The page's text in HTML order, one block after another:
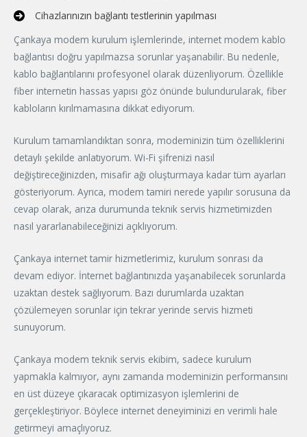
Cihazlarınızın bağlantı testlerinin yapılması
Çankaya modem kurulum işlemlerinde, internet modem kablo
bağlantısı doğru yapılmazsa sorunlar yaşanabilir. Bu nedenle,
kablo bağlantılarını profesyonel olarak düzenliyorum. Özellikle
fiber internetin hassas yapısı göz önünde bulundurularak, fiber
kabloların kırılmamasına dikkat ediyorum.
Kurulum tamamlandıktan sonra, modeminizin tüm özelliklerini
detaylı şekilde anlatıyorum. Wi-Fi şifrenizi nasıl
değiştireceğinizden, misafir ağı oluşturmaya kadar tüm ayarları
gösteriyorum. Ayrıca, modem tamiri nerede yapılır sorusuna da
cevap olarak, arıza durumunda teknik servis hizmetimizden
nasıl yararlanabileceğinizi açıklıyorum.
Çankaya internet tamir hizmetlerimiz, kurulum sonrası da
devam ediyor. İnternet bağlantınızda yaşanabilecek sorunlarda
uzaktan destek sağlıyorum. Bazı durumlarda uzaktan
çözülemeyen sorunlar için tekrar yerinde servis hizmeti
sunuyorum.
Çankaya modem teknik servis ekibim, sadece kurulum
yapmakla kalmıyor, aynı zamanda modeminizin performansını
en üst düzeye çıkaracak optimizasyon işlemlerini de
gerçekleştiriyor. Böylece internet deneyiminizi en verimli hale
getirmeyi amaçlıyoruz.